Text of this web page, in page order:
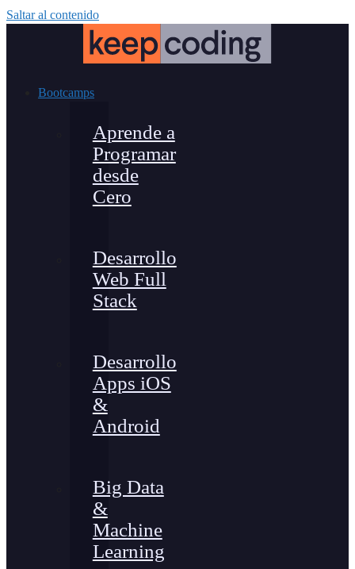
Saltar al contenido
Bootcamps
Aprende a
Programar
desde
Cero
Desarrollo
Web Full
Stack
Desarrollo
Apps iOS
&
Android
Big Data
&
Machine
Learning